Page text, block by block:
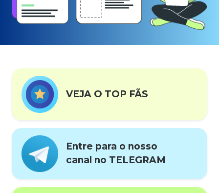
VEJA O TOP FÃS
Entre para o nosso
canal no TELEGRAM